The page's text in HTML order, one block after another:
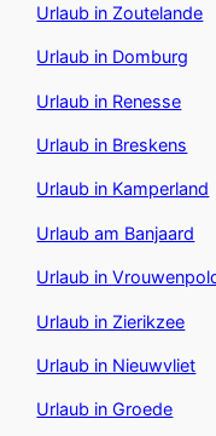
Urlaub in Zoutelande
Urlaub in Domburg
Urlaub in Renesse
Urlaub in Breskens
Urlaub in Kamperland
Urlaub am Banjaard
Urlaub in
Urlaub in Zierikzee
Urlaub in Nieuwvliet
Urlaub in Groede